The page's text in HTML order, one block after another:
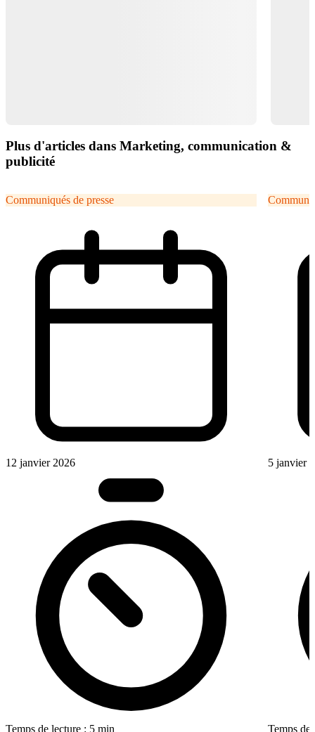
Plus d'articles dans Marketing, communication &
publicité
Communiqués de presse
12 janvier 2026
Temps de lecture : 5 min
5 janvier
Temps de